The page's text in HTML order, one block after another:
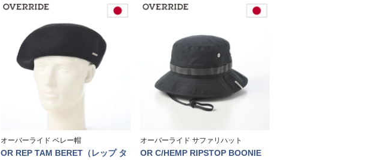
オーバーライド ベレー帽
OR REP TAM BERET（レップ タ
オーバーライド サファリハット
OR C/HEMP RIPSTOP BOONIE